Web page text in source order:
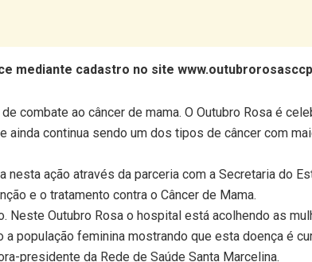
mediante cadastro no site
combate ao câncer de mama. O Outubro Rosa é
ainda continua sendo um dos tipos de câncer com
nesta ação através da parceria com a Secretaria do
e o tratamento contra o Câncer de Mama.
Neste Outubro Rosa o hospital está acolhendo as
população feminina mostrando que esta doença é
presidente da Rede de Saúde Santa Marcelina.